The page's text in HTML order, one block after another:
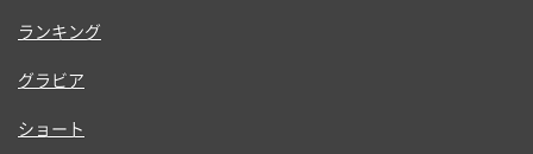
ランキング
グラビア
ショート